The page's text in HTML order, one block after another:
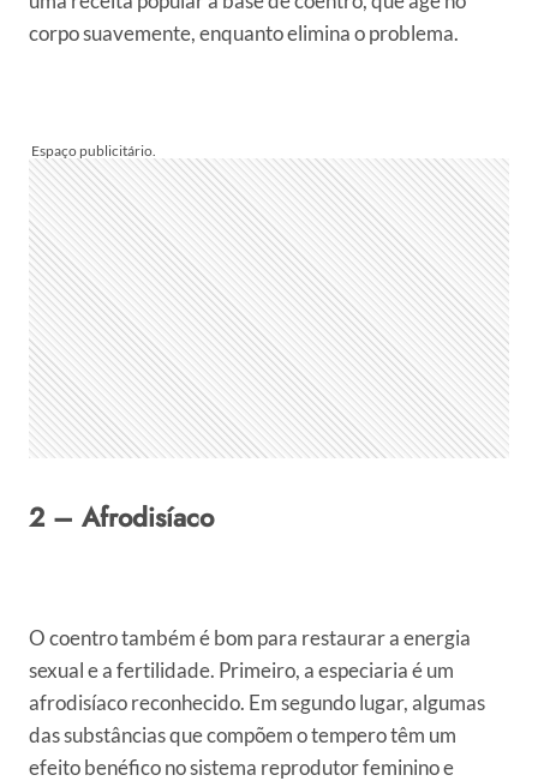
corpo suavemente, enquanto elimina o problema.
2 – Afrodisíaco
O coentro também é bom para restaurar a energia
sexual e a fertilidade. Primeiro, a especiaria é um
afrodisíaco reconhecido. Em segundo lugar, algumas
das substâncias que compõem o tempero têm um
efeito benéfico no sistema reprodutor feminino e